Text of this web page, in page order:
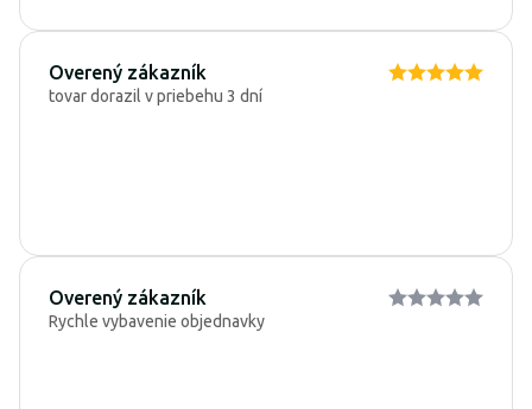
Overený zákazník
tovar dorazil v priebehu 3 dní
Overený zákazník
Rychle vybavenie objednavky